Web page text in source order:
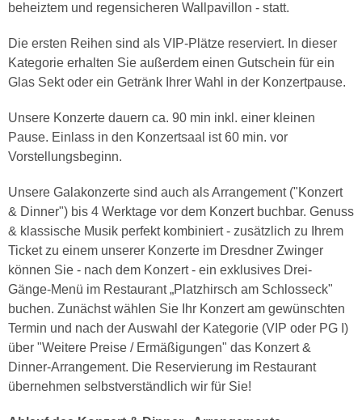
beheiztem und regensicheren Wallpavillon - statt.
Die ersten Reihen sind als VIP-Plätze reserviert. In dieser
Kategorie erhalten Sie außerdem einen Gutschein für ein
Glas Sekt oder ein Getränk Ihrer Wahl in der Konzertpause.
Unsere Konzerte dauern ca. 90 min inkl. einer kleinen
Pause. Einlass in den Konzertsaal ist 60 min. vor
Vorstellungsbeginn.
Unsere Galakonzerte sind auch als Arrangement ("Konzert
& Dinner") bis 4 Werktage vor dem Konzert buchbar. Genuss
& klassische Musik perfekt kombiniert - zusätzlich zu Ihrem
Ticket zu einem unserer Konzerte im Dresdner Zwinger
können Sie - nach dem Konzert - ein exklusives Drei-
Gänge-Menü im Restaurant „Platzhirsch am Schlosseck"
buchen. Zunächst wählen Sie Ihr Konzert am gewünschten
Termin und nach der Auswahl der Kategorie (VIP oder PG I)
über "Weitere Preise / Ermäßigungen" das Konzert &
Dinner-Arrangement. Die Reservierung im Restaurant
übernehmen selbstverständlich wir für Sie!